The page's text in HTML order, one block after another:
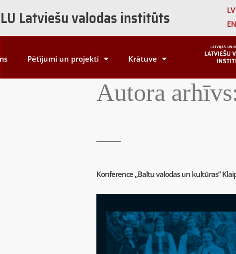
LU Latviešu valodas institūts
LV
EN
Pētījumi un projekti Krātuve
Autora
Konference „Baltu valodas un kultūras”